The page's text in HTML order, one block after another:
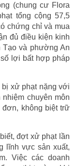
(chung cư Flora
tổng cộng 57,5
chứng chỉ và mua
đủ điều kiện kinh
và phường An
lợi bất hợp pháp
bị xử phạt nặng với
chuyên môn
đơn, không biệt trữ
đợt xử phạt lần
lĩnh vực sản xuất,
Việc các doanh